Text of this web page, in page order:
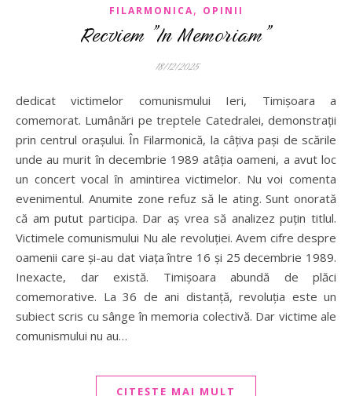
FILARMONICA, OPINII
Recviem ”In Memoriam”
18/12/2025
dedicat victimelor comunismului Ieri, Timișoara a
comemorat. Lumânări pe treptele Catedralei, demonstrații
prin centrul orașului. În Filarmonică, la câțiva pași de scările
unde au murit în decembrie 1989 atâția oameni, a avut loc
un concert vocal în amintirea victimelor. Nu voi comenta
evenimentul. Anumite zone refuz să le ating. Sunt onorată
că am putut participa. Dar aș vrea să analizez puțin titlul.
Victimele comunismului Nu ale revoluției. Avem cifre despre
oamenii care și-au dat viața între 16 și 25 decembrie 1989.
Inexacte, dar există. Timișoara abundă de plăci
comemorative. La 36 de ani distanță, revoluția este un
subiect scris cu sânge în memoria colectivă. Dar victime ale
comunismului nu au…
CITEȘTE MAI MULT